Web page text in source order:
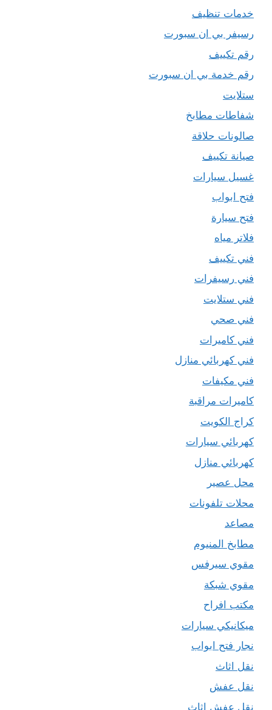
خدمات تنظيف
رسيفر بي ان سبورت
رقم تكييف
رقم خدمة بي ان سبورت
ستلايت
شفاطات مطابخ
صالونات حلاقة
صيانة تكييف
غسيل سيارات
فتح ابواب
فتح سيارة
فلاتر مياه
فني تكييف
فني رسيفرات
فني ستلايت
فني صحي
فني كاميرات
فني كهربائي منازل
فني مكيفات
كاميرات مراقبة
كراج الكويت
كهربائي سيارات
كهربائي منازل
محل عصير
محلات تلفونات
مصاعد
مطابخ المنيوم
مقوي سيرفس
مقوي شبكة
مكتب افراح
ميكانيكي سيارات
نجار فتح ابواب
نقل اثاث
نقل عفش
نقل عفش اثاث